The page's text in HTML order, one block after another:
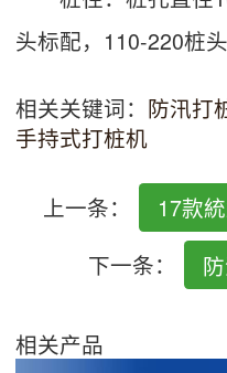
头标配，110-220桩头
相关关键词： 防汛打
手持式打桩机
上一条：
17款
下一条：
相关产品